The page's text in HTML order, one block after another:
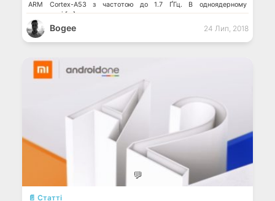
ARM Cortex-A53 з частотою до 1.7 ҐГц. В одноядерному
тестуванні […]
Bogee 24 Лип, 2018
💬
📄 Статті